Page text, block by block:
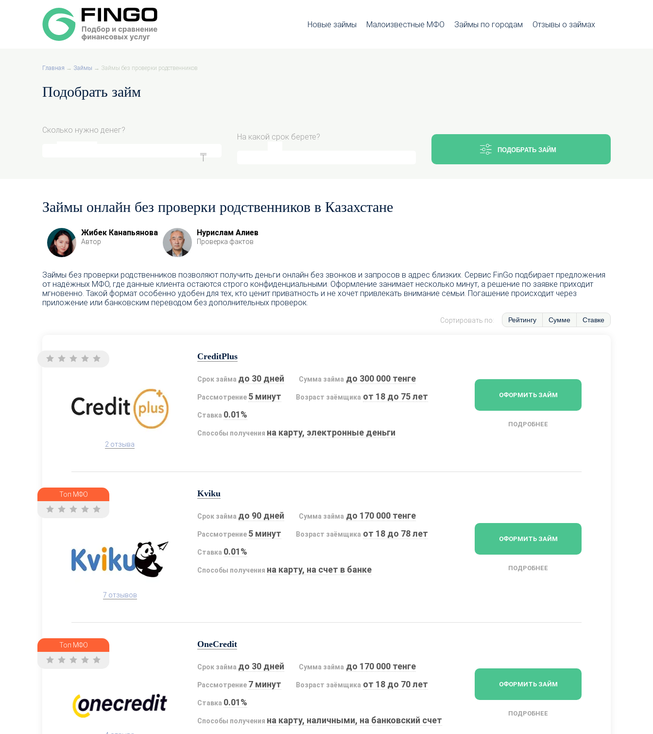
Новые займы Малоизвестные МФО Займы по городам Отзывы о займах
Главная → Займы → Займы без проверки родственников
Подобрать займ
Сколько нужно денег?
На какой срок берете?
ПОДОБРАТЬ ЗАЙМ
Займы онлайн без проверки родственников в Казахстане
Жибек Канапьянова
Автор
Нурислам Алиев
Проверка фактов
Займы без проверки родственников позволяют получить деньги онлайн без звонков и запросов в адрес близких. Сервис FinGo подбирает предложения
от надёжных МФО, где данные клиента остаются строго конфиденциальными. Оформление занимает несколько минут, а решение по заявке приходит
мгновенно. Такой формат особенно удобен для тех, кто ценит приватность и не хочет привлекать внимание семьи. Погашение происходит через
приложение или банковским переводом без дополнительных проверок.
Сортировать по: Рейтингу Сумме Ставке
2 отзыва
CreditPlus
Срок займа до 30 дней Сумма займа до 300 000 тенге
Рассмотрение 5 минут Возраст заёмщика от 18 до 75 лет
Ставка 0.01%
Способы получения на карту, электронные деньги
ОФОРМИТЬ ЗАЙМ
ПОДРОБНЕЕ
Топ МФО
7 отзывов
Kviku
Срок займа до 90 дней Сумма займа до 170 000 тенге
Рассмотрение 5 минут Возраст заёмщика от 18 до 78 лет
Ставка 0.01%
Способы получения на карту, на счет в банке
ОФОРМИТЬ ЗАЙМ
ПОДРОБНЕЕ
Топ МФО OneCredit
Срок займа до 30 дней Сумма займа до 170 000 тенге
Рассмотрение 7 минут Возраст заёмщика от 18 до 70 лет
Ставка 0.01%
Способы получения на карту, наличными, на банковский счет
ОФОРМИТЬ ЗАЙМ
ПОДРОБНЕЕ